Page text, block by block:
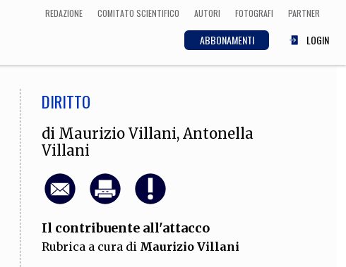
REDAZIONE COMITATO SCIENTIFICO AUTORI FOTOGRAFI PARTNER
ABBONAMENTI LOGIN
ECONOMIA
Matematica, Fisica,
Biologia, Cifrematica,
CULTURA
Arte, Cinema, Musica,
DIRITTO
di Maurizio Villani,Antonella
Villani
Il contribuente all'attacco
Rubrica a cura di Maurizio Villani